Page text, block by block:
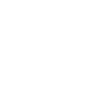
Văn hóa Thông tin